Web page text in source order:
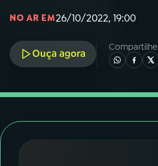
04PROGRAMAS
06VIDEOCASTS
NO AR EM26/10/2022, 19:00
Ouça agora
Compartilhe